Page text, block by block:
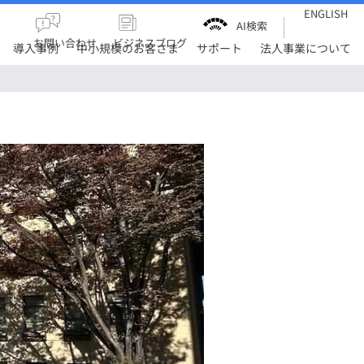
導入事例 中小規模のお客さま サポート 法人事業について
お問い合わせ ビジネスブログ
AI検索
ENGLISH